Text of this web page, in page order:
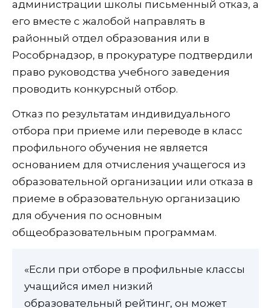
администрации школы письменный отказ, а
его вместе с жалобой направлять в
районный отдел образования или в
Рособрнадзор, в прокуратуре подтвердили
право руководства учебного заведения
проводить конкурсный отбор.
Отказ по результатам индивидуального
отбора при приеме или переводе в класс
профильного обучения не является
основанием для отчисления учащегося из
образовательной организации или отказа в
приеме в образовательную организацию
для обучения по основным
общеобразовательным программам.
«Если при отборе в профильные классы
учащийся имел низкий
образовательный рейтинг, он может